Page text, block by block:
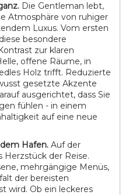
Die Gentleman lebt,
Atmosphäre von ruhiger
Luxus. Vom ersten
besondere
zur klaren
offene Räume, in
Holz trifft. Reduzierte
gesetzte Akzente
ausgerichtet, dass Sie
fühlen - in einem
auf eine neue
Hafen. Auf der
Herzstück der Reise.
mehrgängige Menüs,
der bereisten
wird. Ob ein leckeres